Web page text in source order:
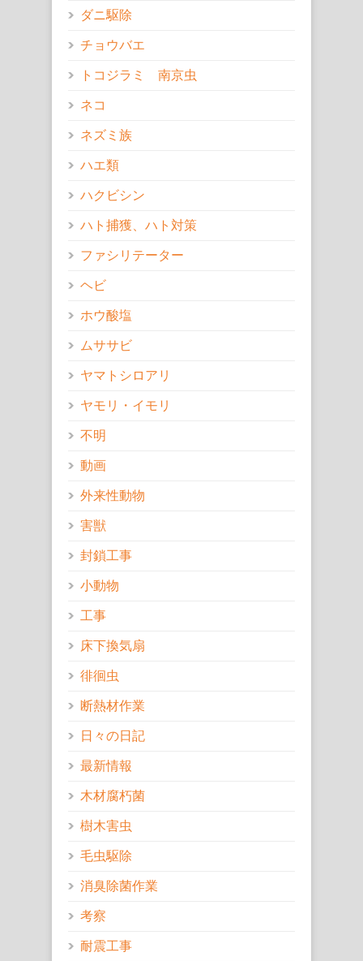
ダニ駆除
チョウバエ
トコジラミ 南京虫
ネコ
ネズミ族
ハエ類
ハクビシン
ハト捕獲、ハト対策
ファシリテーター
ヘビ
ホウ酸塩
ムササビ
ヤマトシロアリ
ヤモリ・イモリ
不明
動画
外来性動物
害獣
封鎖工事
小動物
工事
床下換気扇
徘徊虫
断熱材作業
日々の日記
最新情報
木材腐朽菌
樹木害虫
毛虫駆除
消臭除菌作業
考察
耐震工事